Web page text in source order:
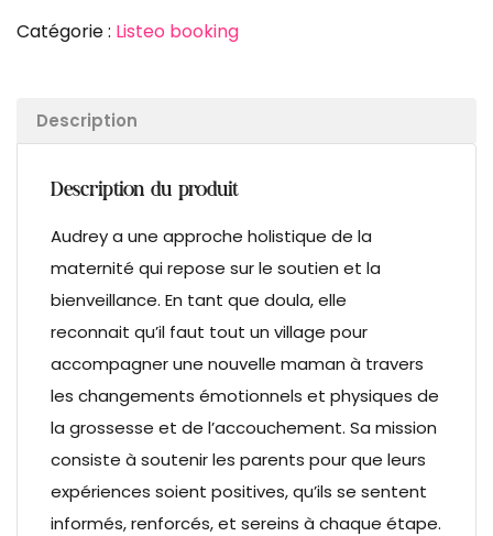
Catégorie : Listeo booking
Description
Description du produit
Audrey a une approche holistique de la
maternité qui repose sur le soutien et la
bienveillance. En tant que doula, elle
reconnait qu’il faut tout un village pour
accompagner une nouvelle maman à travers
les changements émotionnels et physiques de
la grossesse et de l’accouchement. Sa mission
consiste à soutenir les parents pour que leurs
expériences soient positives, qu’ils se sentent
informés, renforcés, et sereins à chaque étape.